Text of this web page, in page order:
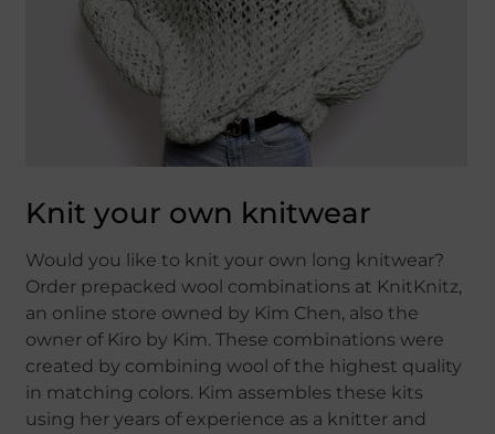
Knit your own knitwear
Would you like to knit your own long knitwear?
Order prepacked wool combinations at KnitKnitz,
an online store owned by Kim Chen, also the
owner of Kiro by Kim. These combinations were
created by combining wool of the highest quality
in matching colors. Kim assembles these kits
using her years of experience as a knitter and